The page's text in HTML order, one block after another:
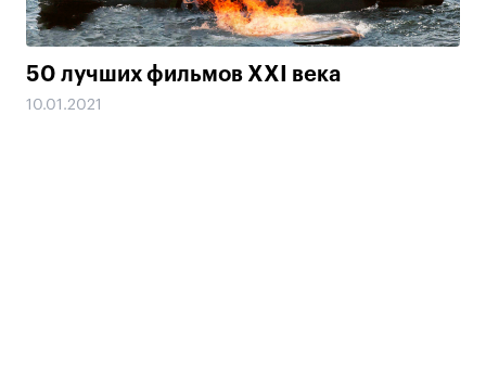
50 лучших фильмов XXI века
10.01.2021